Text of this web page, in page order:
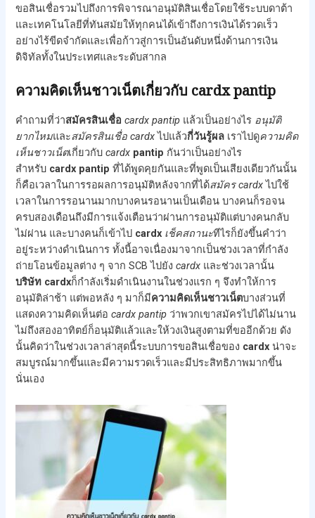
ขอสินเชื่อรวมไปถึงการพิจารณาอนุมัติสินเชื่อโดยใช้ระบบดาต้า
และเทคโนโลยีที่ทันสมัยให้ทุกคนได้เข้าถึงการเงินได้รวดเร็ว
อย่างไร้ขีดจำกัดและเพื่อก้าวสู่การเป็นอันดับหนึ่งด้านการเงิน
ดิจิทัลทั้งในประเทศและระดับสากล
ความคิดเห็นชาวเน็ตเกี่ยวกับ cardx pantip
คำถามที่ว่าสมัครสินเชื่อcardx pantip แล้วเป็นอย่างไร อนุมัติ
ยากไหมและสมัครสินเชื่อ cardxไปแล้วกี่วันรู้ผล เราไปดูความคิด
เห็นชาวเน็ตเกี่ยวกับcardx pantip กันว่าเป็นอย่างไร
สำหรับ cardx pantip ที่ได้พูดคุยกันและที่พูดเป็นเสียงเดียวกันนั้น
ก็คือเวลาในการรอผลการอนุมัติหลังจากที่ได้สมัคร cardxไปใช้
เวลาในการรอนานมากบางคนรอนานเป็นเดือน บางคนก็รอจน
ครบสองเดือนถึงมีการแจ้งเตือนว่าผ่านการอนุมัติแต่บางคนกลับ
ไม่ผ่าน และบางคนก็เข้าไป cardx เช็คสถานะทีไรก็ยังขึ้นคำว่า
อยู่ระหว่างดำเนินการ ทั้งนี้อาจเนื่องมาจากเป็นช่วงเวลาที่กำลัง
ถ่ายโอนข้อมูลต่าง ๆ จาก SCB ไปยังcardx และช่วงเวลานั้น
บริษัท cardxก็กำลังเริ่มดำเนินงานในช่วงแรก ๆ จึงทำให้การ
อนุมัติล่าช้า แต่พอหลัง ๆ มาก็มีความคิดเห็นชาวเน็ตบางส่วนที่
แสดงความคิดเห็นต่อcardx pantip ว่าพวกเขาสมัครไปได้ไม่นาน
ไม่ถึงสองอาทิตย์ก็อนุมัติแล้วและให้วงเงินสูงตามที่ขออีกด้วย ดัง
นั้นคิดว่าในช่วงเวลาล่าสุดนี้ระบบการขอสินเชื่อของ cardx น่าจะ
สมบูรณ์มากขึ้นและมีความรวดเร็วและมีประสิทธิภาพมากขึ้น
นั่นเอง